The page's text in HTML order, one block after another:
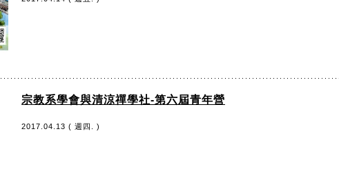
宗教系學會與清涼禪學社-第六屆青年營
2017.04.13 ( 週四. )